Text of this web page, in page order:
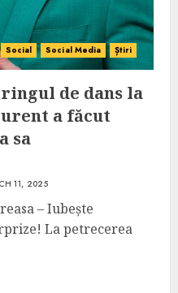
Social Social Media Știri
de dans la
a făcut
sa
11, 2025
– Iubește
La petrecerea